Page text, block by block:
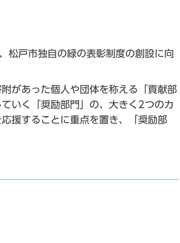
松戸市独自の緑の表彰制度の創設に向
があった個人や団体を称える「貢献部
いく「奨励部門」の、大きく2つのカ
援することに重点を置き、「奨励部